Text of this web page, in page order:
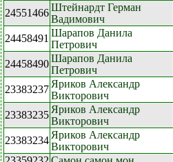
24551466Штейнардт Герман
Вадимович
24458491 Шарапов Данила
Петрович
24458490Шарапов Данила
Петрович
23383237 Яриков Александр
Викторович
23383235 Яриков Александр
Викторович
23383234 Яриков Александр
Викторович